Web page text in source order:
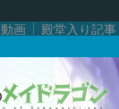
動画 殿堂入り記事